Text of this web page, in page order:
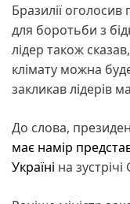
Бразилії
для боротьби з
лідер також
клімату можна
закликав лідерів
До слова,
має намір
Україні на